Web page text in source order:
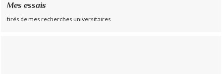
Mes essais
tirés de mes recherches universitaires